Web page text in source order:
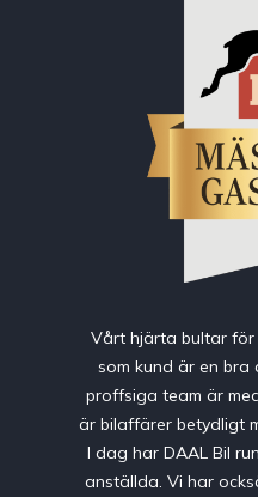
Vårt hjärta bultar
som kund är en bra
proffsiga team är
är bilaffärer betydligt
I dag har DAAL Bil
anställda. Vi har